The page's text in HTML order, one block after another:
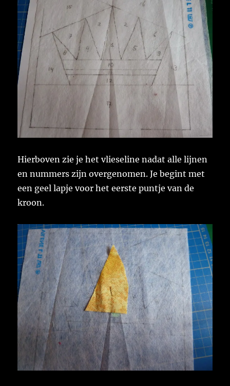
Hierboven zie je het vlieseline nadat alle lijnen
en nummers zijn overgenomen. Je begint met
een geel lapje voor het eerste puntje van de
kroon.